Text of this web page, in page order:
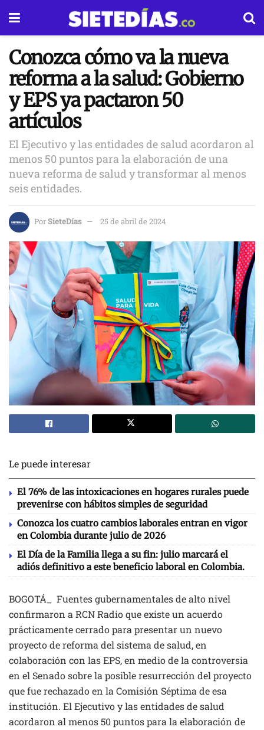
Conozca cómo va la nueva
reforma a la salud: Gobierno
y EPS ya pactaron 50
artículos
El Ejecutivo y las entidades de salud acordaron al
menos 50 puntos para la elaboración de una
nueva reforma de salud y transformar al menos
seis entidades.
PorSieteDías 25 de abril de 2024
Le puede interesar
El 76% de las intoxicaciones en hogares rurales puede
prevenirse con hábitos simples de seguridad
Conozca los cuatro cambios laborales entran en vigor
en Colombia durante julio de 2026
El Día de la Familia llega a su fin: julio marcará el
adiós definitivo a este beneficio laboral en Colombia.
BOGOTÁ_ Fuentes gubernamentales de alto nivel
confirmaron a RCN Radio que existe un acuerdo
prácticamente cerrado para presentar un nuevo
proyecto de reforma del sistema de salud, en
colaboración con las EPS, en medio de la controversia
en el Senado sobre la posible resurrección del proyecto
que fue rechazado en la Comisión Séptima de esa
institución. El Ejecutivo y las entidades de salud
acordaron al menos 50 puntos para la elaboración de